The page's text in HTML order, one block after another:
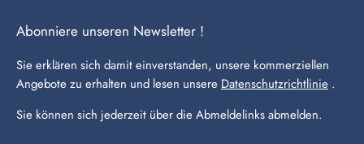
Abonniere unseren Newsletter !
Sie erklären sich damit einverstanden, unsere kommerziellen
Angebote zu erhalten und lesen unsere Datenschutzrichtlinie .
Sie können sich jederzeit über die Abmeldelinks abmelden.